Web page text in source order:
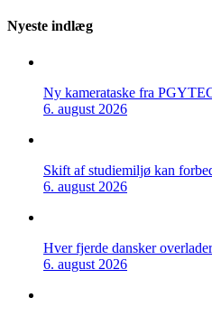
Nyeste indlæg
Ny kamerataske fra
6. august 2026
Skift af studiemiljø kan
6. august 2026
Hver fjerde dansker
6. august 2026